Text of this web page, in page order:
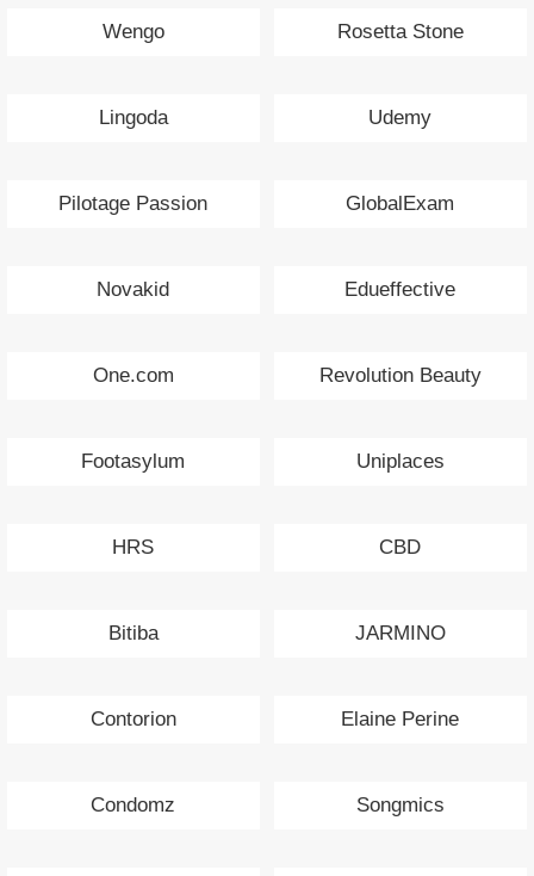
Wengo Rosetta Stone
Lingoda Udemy
Pilotage Passion GlobalExam
Novakid Edueffective
One.com Revolution Beauty
Footasylum Uniplaces
HRS CBD
Bitiba JARMINO
Contorion Elaine Perine
Condomz Songmics